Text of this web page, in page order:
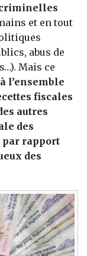
et en tout
abus de
Mais ce
l’ensemble
fiscales
autres
des
par rapport
des